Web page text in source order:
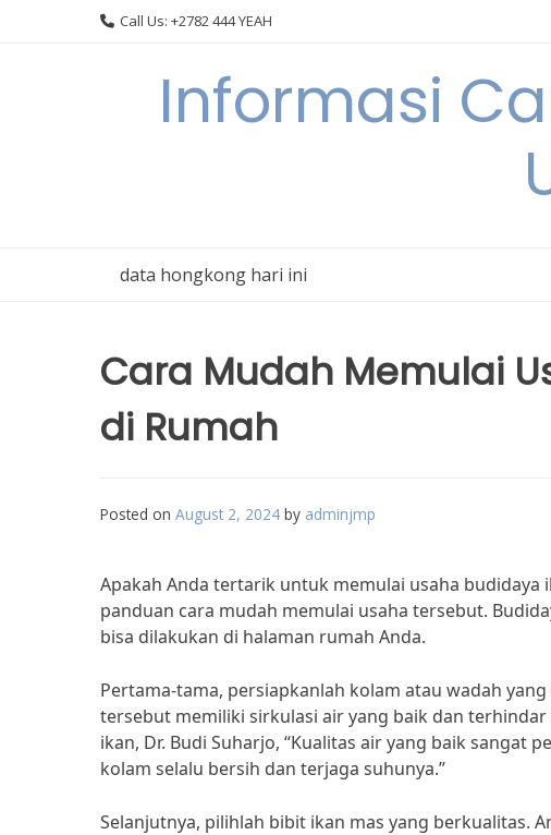
Call Us: +2782 444 YEAH
Informasi
data hongkong hari ini
Cara Mudah Memulai
di Rumah
Posted on August 2, 2024 by adminjmp
Apakah Anda tertarik untuk memulai usaha budidaya
panduan cara mudah memulai usaha tersebut.
bisa dilakukan di halaman rumah Anda.
Pertama-tama, persiapkanlah kolam atau wadah
tersebut memiliki sirkulasi air yang baik dan
ikan, Dr. Budi Suharjo, “Kualitas air yang baik sangat
kolam selalu bersih dan terjaga suhunya.”
Selanjutnya, pilihlah bibit ikan mas yang berkualitas.